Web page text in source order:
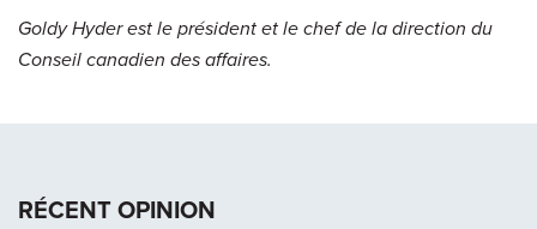
Goldy Hyder est le président et le chef de la direction du
Conseil canadien des affaires.
RÉCENT OPINION